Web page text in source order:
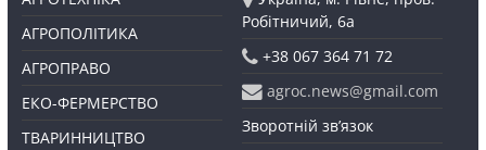
АГРОПОЛІТИКА
АГРОПРАВО
ЕКО-ФЕРМЕРСТВО
ТВАРИННИЦТВО
Робітничий, 6а
+38 067 364 71 72
agroc.news@gmail.com
Зворотній зв’язок